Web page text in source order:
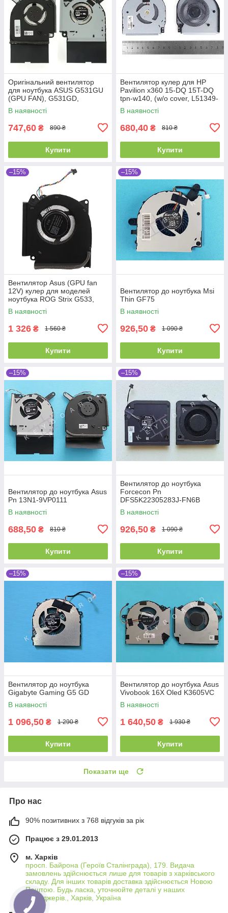
Оригінальний вентилятор
для ноутбука ASUS G531GU
(GPU FAN), G531GD,
G531GW, G531GV, 5V !!!, 4pin
(Кулер)
В наявності
747,60 ₴ 890 ₴
Купити
Вентилятор кулер для HP
Pavilion x360 15-DQ 15T-DQ
tpn-w140, (w/o cover, L51349-
001, FLB5 DFS200405BY0T,
Original)
В наявності
680,40 ₴ 810 ₴
Купити
–15%
Вентилятор Asus (GPU fan
12V) кулер для моделей
ноутбука ROG Strix G533,
G733 ver.2
(13NR08E0P01011) Оригінал
В наявності
1 326 ₴ 1 560 ₴
Купити
–15%
Вентилятор до ноутбука Msi
Thin GF75
В наявності
926,50 ₴ 1 090 ₴
Купити
–15%
Вентилятор до ноутбука Asus
Pn 13N1-9VP0111
В наявності
688,50 ₴ 810 ₴
Купити
–15%
Вентилятор до ноутбука
Forcecon Pn
DFS5K22305283J-FN6B
В наявності
926,50 ₴ 1 090 ₴
Купити
–15%
Вентилятор до ноутбука
Gigabyte Gaming G5 GD
В наявності
1 096,50 ₴ 1 290 ₴
Купити
–15%
Вентилятор до ноутбука Asus
Vivobook 16X Oled K3605VC
В наявності
1 640,50 ₴ 1 930 ₴
Купити
Показати ще
Про нас
90% позитивних з 768 відгуків за рік
Працює з 29.01.2013
м. Харків
просп. Байрона (Героїв Сталінграда), 179. Видача
замовлень здійснюється лише для товарів з харківського
складу. Для інших товарів доставка здійснюється Новою
Поштою. Будь ласка, уточнюйте деталі у наших
менеджерів., Харків, Україна